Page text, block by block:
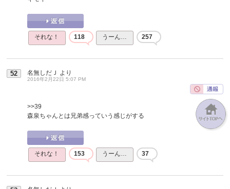
それな！ 118 うーん… 257
52 名無しだＪ より
2016年2月22日 5:07 PM
>>39
森泉ちゃんとは兄弟感っていう感じがする
それな！ 153 うーん… 37